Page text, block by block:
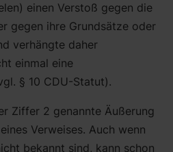
einen Verstoß gegen die
gegen ihre Grundsätze oder
verhängte daher
einmal eine
§ 10 CDU-Statut).
Ziffer 2 genannte Äußerung
Verweises. Auch wenn
bekannt sind, kann schon